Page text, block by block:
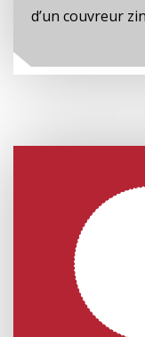
d’un couvreur